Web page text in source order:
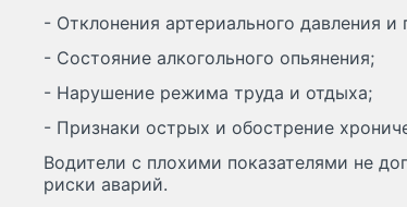
- Отклонения артериального давления и
- Состояние алкогольного опьянения;
- Нарушение режима труда и отдыха;
- Признаки острых и обострение
Водители с плохими показателями не
риски аварий.